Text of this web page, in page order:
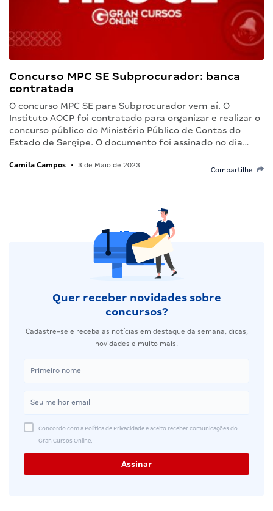
Concurso MPC SE Subprocurador: banca
contratada
O concurso MPC SE para Subprocurador vem aí. O
Instituto AOCP foi contratado para organizar e realizar o
concurso público do Ministério Público de Contas do
Estado de Sergipe. O documento foi assinado no dia…
Camila Campos • 3 de Maio de 2023
Compartilhe
Quer receber novidades sobre
concursos?
Cadastre-se e receba as notícias em destaque da semana, dicas,
novidades e muito mais.
Concordo com a Política de Privacidade e aceito receber comunicações do
Gran Cursos Online.